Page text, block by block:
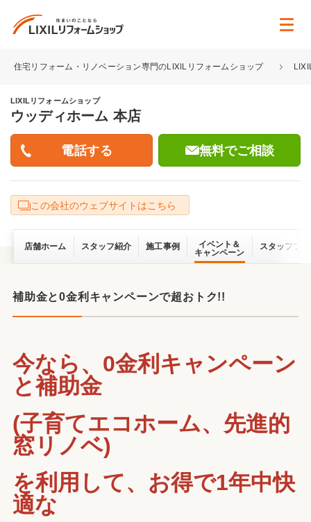
住宅リフォーム・リノベーション専門のLIXILリフォームショップ
LIXILリフォームショップ
ウッディホーム 本店
無料でご相談
この会社のウェブサイトはこちら
店舗ホーム スタッフ紹介 施工事例
イベント＆
キャンペーン
スタッフブ
補助金と0金利キャンペーンで超おトク!!
今なら、0金利キャンペーン
と補助金
(子育てエコホーム、先進的
窓リノベ)
を利用して、お得で1年中快
適な